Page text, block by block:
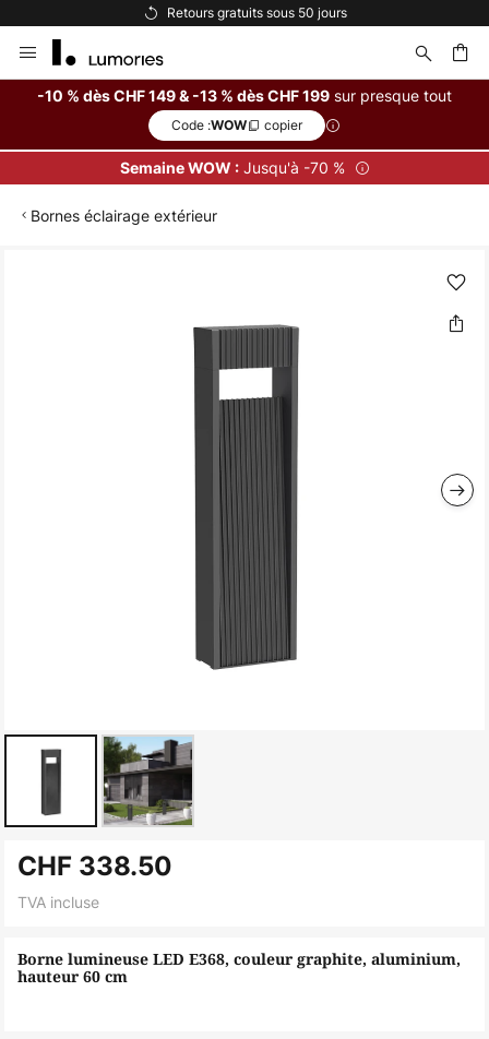
Retours gratuits sous 50 jours
Allez
au
contenu
-10 % dès CHF 149 & -13 % dès CHF 199 sur presque tout
Code :WOW copier
Semaine WOW :Jusqu'à -70 %
Bornes éclairage extérieur
to
the
of
the
Borne lumineuse LED E368, couleur graphite, aluminium,
hauteur 60 cm
CHF 338.50
TVA incluse